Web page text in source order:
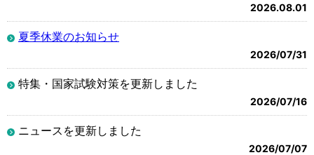
2026.08.01
夏季休業のお知らせ
2026/07/31
特集・国家試験対策を更新しました
2026/07/16
ニュースを更新しました
2026/07/07